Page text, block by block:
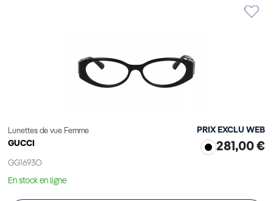
Lunettes de vue Femme
GUCCI
GG1693O
PRIX EXCLU WEB
281,00 €
En stock en ligne